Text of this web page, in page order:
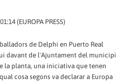
(EUROPA PRESS)
de Delphi en Puerto Real
davant de l'Ajuntament del municipi
la planta, una iniciativa que tenen
cosa segons va declarar a Europa